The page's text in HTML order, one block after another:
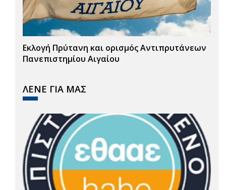
Εκλογή Πρύτανη και ορισμός Αντιπρυτάνεων
Πανεπιστημίου Αιγαίου
ΛΕΝΕ ΓΙΑ ΜΑΣ